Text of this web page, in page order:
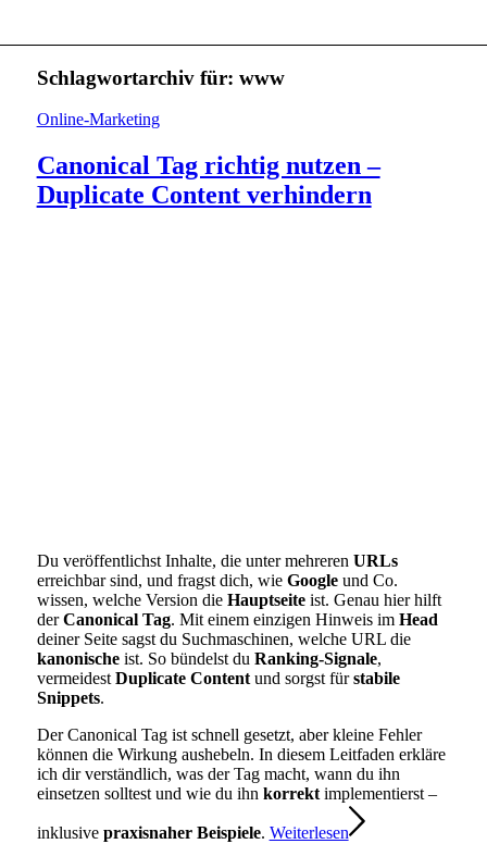
Schlagwortarchiv für: www
Online-Marketing
Canonical Tag richtig nutzen –
Duplicate Content verhindern
Du veröffentlichst Inhalte, die unter mehreren URLs
erreichbar sind, und fragst dich, wie Googleund Co.
wissen, welche Version die Hauptseiteist. Genau hier hilft
derCanonical Tag. Mit einem einzigen Hinweis im Head
deiner Seite sagst du Suchmaschinen, welche URL die
kanonischeist. So bündelst du Ranking-Signale,
vermeidest Duplicate Contentund sorgst fürstabile
Snippets.
Der Canonical Tag ist schnell gesetzt, aber kleine Fehler
können die Wirkung aushebeln. In diesem Leitfaden erkläre
ich dir verständlich, was der Tag macht, wann du ihn
einsetzen solltest und wie du ihn korrektimplementierst –
inklusive praxisnaher Beispiele. Weiterlesen